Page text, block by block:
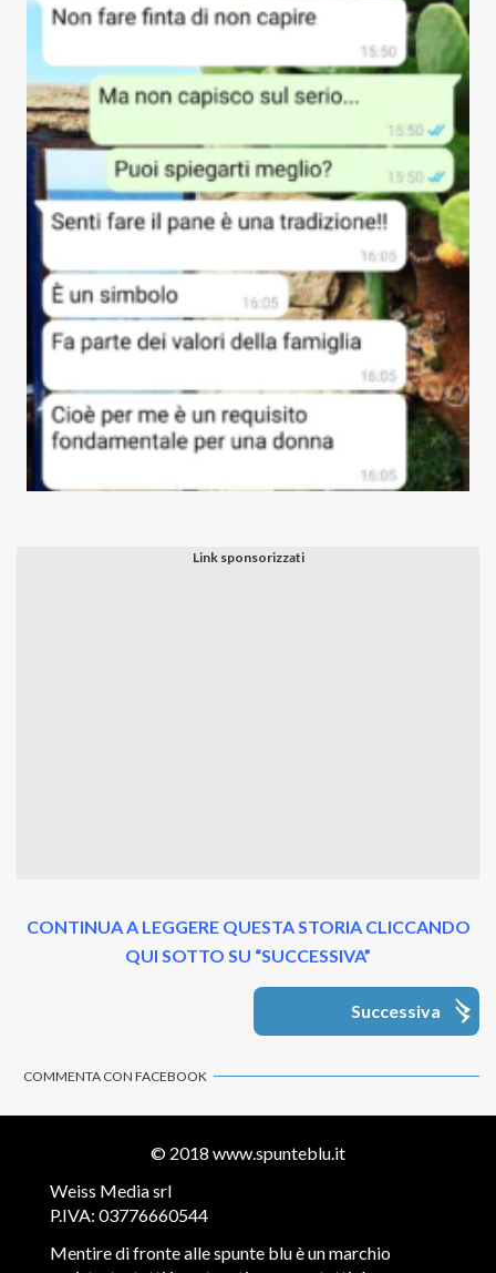
CONTINUA A LEGGERE QUESTA STORIA CLICCANDO
QUI SOTTO SU “SUCCESSIVA”
Successiva
COMMENTA CON FACEBOOK
© 2018 www.spunteblu.it
Weiss Media srl
P.IVA: 03776660544
Mentire di fronte alle spunte blu è un marchio